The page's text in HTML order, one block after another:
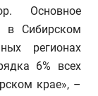
Основное
в Сибирском
регионах
6% всех
крае», –